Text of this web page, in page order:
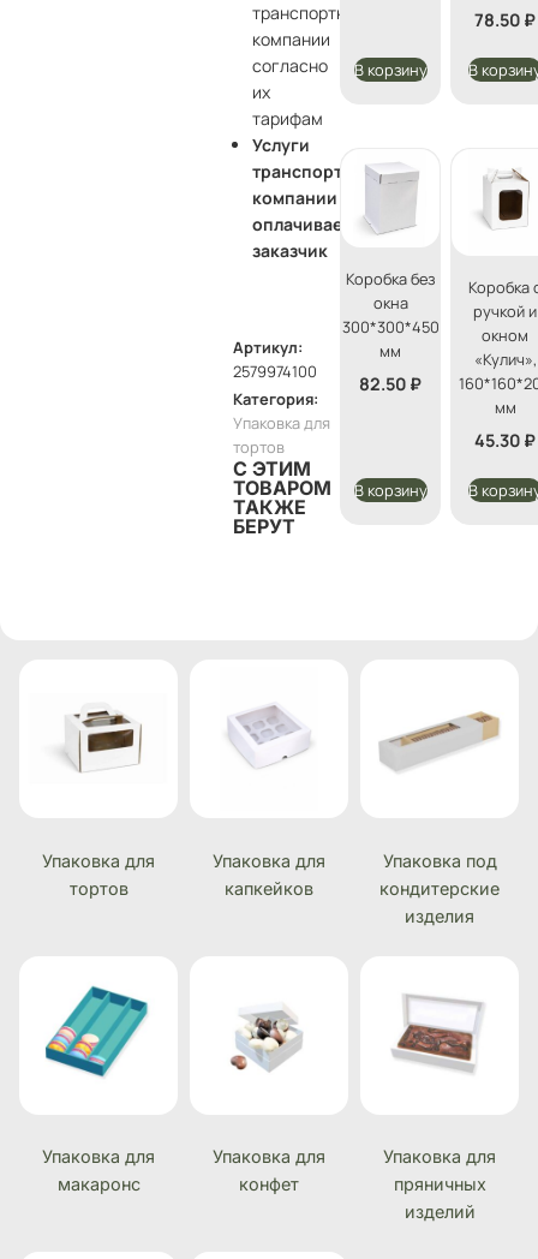
транспортные
компании
согласно
их
тарифам
Услуги
транспортной
компании
оплачивает
заказчик
Артикул:
2579974100
Категория:
Упаковка для
тортов
С ЭТИМ
ТОВАРОМ
ТАКЖЕ
БЕРУТ
В корзину
78.50 ₽
В
Коробка без
окна
300*300*450
мм
82.50 ₽
В корзину
Коробка
ручкой и
окном
«Кулич»,
мм
45.30 ₽
В
Упаковка для
тортов
Упаковка для
капкейков
Упаковка под
кондитерские
изделия
Упаковка для
макаронс
Упаковка для
конфет
Упаковка для
пряничных
изделий